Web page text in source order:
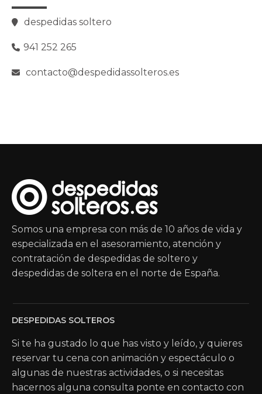
despedidas soltero
941 252 265
contacto@despedidassolteros.es
Somos una empresa con más de 10 años de vida y
especializada en el asesoramiento, atención y
contratación de despedidas de soltero y
despedidas de soltera en el norte de España.
DESPEDIDAS SOLTEROS
Si te ha gustado lo que has visto y leído, y quieres
reservar tu cena con animación y espectáculo o
algunas de nuestras actividades, o si necesitas
hacernos alguna consulta ponte en contacto con